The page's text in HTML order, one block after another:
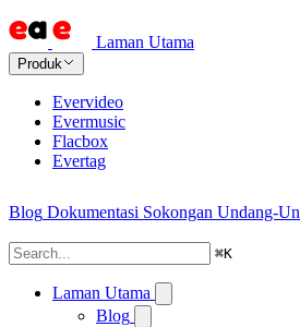
Laman Utama
Produk
Evervideo
Evermusic
Flacbox
Evertag
Blog Dokumentasi Sokongan Undang-
⌘K
Laman Utama
Blog